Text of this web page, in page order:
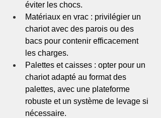
éviter les chocs.
Matériaux en vrac : privilégier un
chariot avec des parois ou des
bacs pour contenir efficacement
les charges.
Palettes et caisses : opter pour un
chariot adapté au format des
palettes, avec une plateforme
robuste et un système de levage si
nécessaire.